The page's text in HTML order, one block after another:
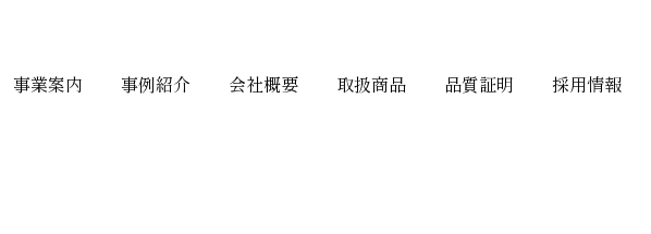
事業案内 事例紹介 会社概要 取扱商品 品質証明 採用情報